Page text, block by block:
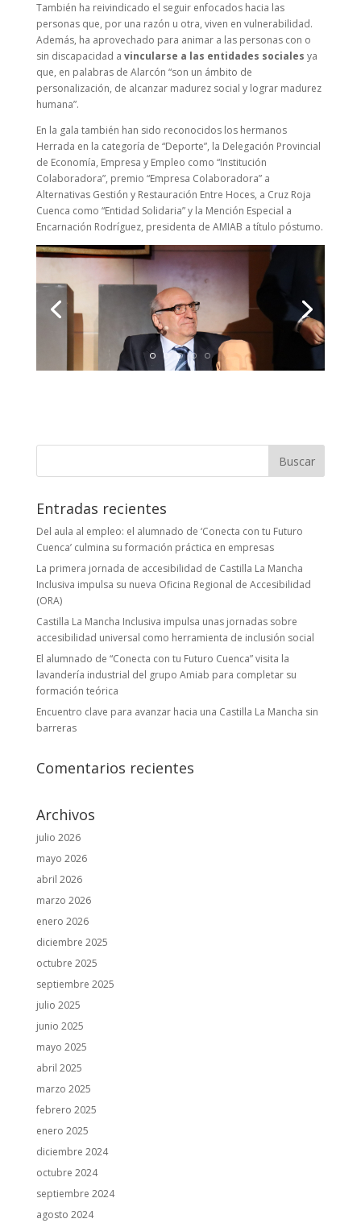
También ha reivindicado el seguir enfocados hacia las
personas que, por una razón u otra, viven en vulnerabilidad.
Además, ha aprovechado para animar a las personas con o
sin discapacidad a vincularse a las entidades sociales ya
que, en palabras de Alarcón “son un ámbito de
personalización, de alcanzar madurez social y lograr madurez
humana”.
En la gala también han sido reconocidos los hermanos
Herrada en la categoría de “Deporte”, la Delegación Provincial
de Economía, Empresa y Empleo como “Institución
Colaboradora”, premio “Empresa Colaboradora” a
Alternativas Gestión y Restauración Entre Hoces, a Cruz Roja
Cuenca como “Entidad Solidaria” y la Mención Especial a
Encarnación Rodríguez, presidenta de AMIAB a título póstumo.
Buscar:
Entradas recientes
Del aula al empleo: el alumnado de ‘Conecta con tu Futuro
Cuenca’ culmina su formación práctica en empresas
La primera jornada de accesibilidad de Castilla La Mancha
Inclusiva impulsa su nueva Oficina Regional de Accesibilidad
(ORA)
Castilla La Mancha Inclusiva impulsa unas jornadas sobre
accesibilidad universal como herramienta de inclusión social
El alumnado de “Conecta con tu Futuro Cuenca” visita la
lavandería industrial del grupo Amiab para completar su
formación teórica
Encuentro clave para avanzar hacia una Castilla La Mancha sin
barreras
Comentarios recientes
Archivos
julio 2026
mayo 2026
abril 2026
marzo 2026
enero 2026
diciembre 2025
octubre 2025
septiembre 2025
julio 2025
junio 2025
mayo 2025
abril 2025
marzo 2025
febrero 2025
enero 2025
diciembre 2024
octubre 2024
septiembre 2024
agosto 2024